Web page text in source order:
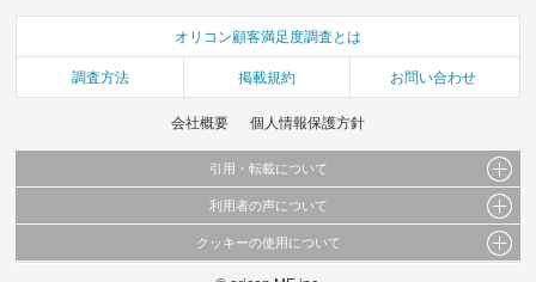
オリコン顧客満足度調査とは
調査方法 掲載規約 お問い合わせ
会社概要 個人情報保護方針
引用・転載について
当サイトで公開されている情報（文字、写真、イラスト、画像データ等）及びこれらの配
これらの情報を権利者の許可なく無断転載・複製などの二次利用を行うことは固く禁じて
利用者の声について
当サイトに掲載している内容はすべてサービスの利用者が提出された見解・感想です。
クッキーの使用について